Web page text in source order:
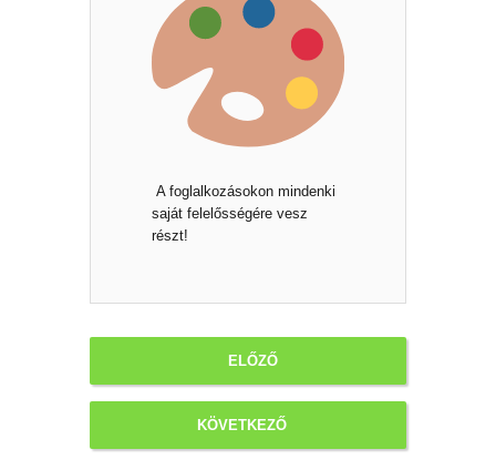
A foglalkozásokon mindenki
saját felelősségére vesz
részt!
ELŐZŐ
KÖVETKEZŐ